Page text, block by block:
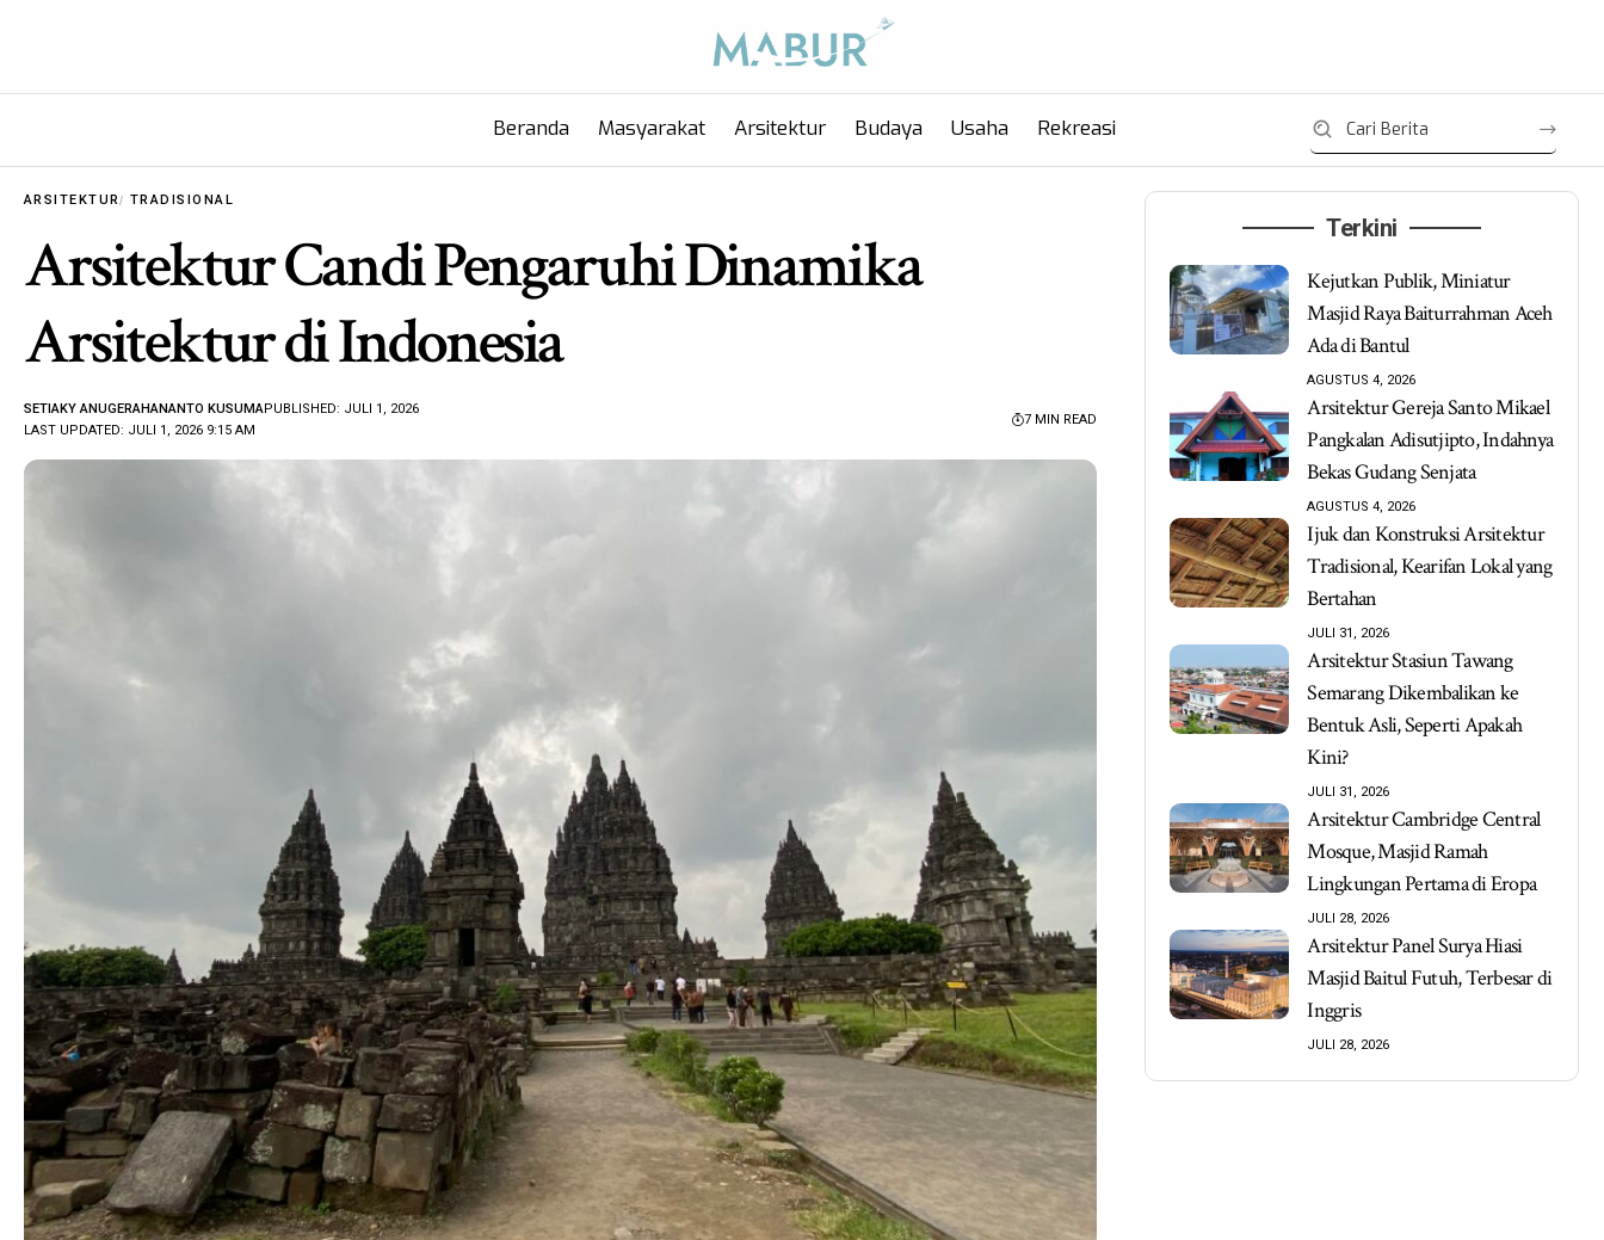
Beranda Masyarakat Arsitektur Budaya Usaha Rekreasi
ARSITEKTUR TRADISIONAL
Arsitektur Candi Pengaruhi Dinamika
Arsitektur di Indonesia
LAST UPDATED: JULI 1, 2026 9:15 AM
SETIAKY ANUGERAHANANTO KUSUMAPUBLISHED: JULI 1, 2026
7 MIN READ
Terkini
Kejutkan Publik, Miniatur
Masjid Raya Baiturrahman Aceh
Ada di Bantul
AGUSTUS 4, 2026
Arsitektur Gereja Santo Mikael
Pangkalan Adisutjipto, Indahnya
Bekas Gudang Senjata
AGUSTUS 4, 2026
Ijuk dan Konstruksi Arsitektur
Tradisional, Kearifan Lokal yang
Bertahan
JULI 31, 2026
Arsitektur Stasiun Tawang
Semarang Dikembalikan ke
Bentuk Asli, Seperti Apakah
Kini?
JULI 31, 2026
Arsitektur Cambridge Central
Mosque, Masjid Ramah
Lingkungan Pertama di Eropa
JULI 28, 2026
Arsitektur Panel Surya Hiasi
Masjid Baitul Futuh, Terbesar di
Inggris
JULI 28, 2026